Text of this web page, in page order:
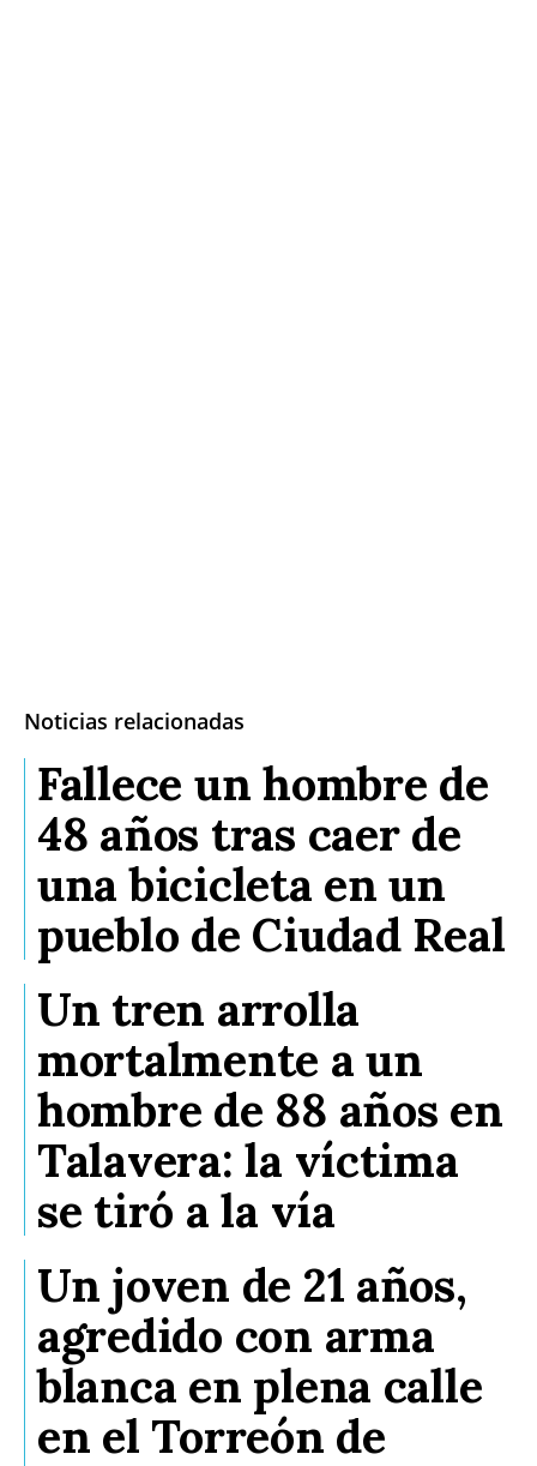
Noticias relacionadas
Fallece un hombre de
48 años tras caer de
una bicicleta en un
pueblo de Ciudad Real
Un tren arrolla
mortalmente a un
hombre de 88 años en
Talavera: la víctima
se tiró a la vía
Un joven de 21 años,
agredido con arma
blanca en plena calle
en el Torreón de